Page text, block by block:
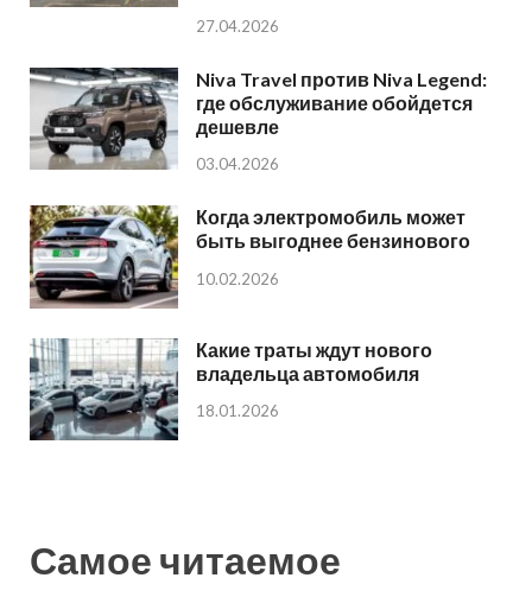
27.04.2026
Niva Travel против Niva Legend:
где обслуживание обойдется
дешевле
03.04.2026
Когда электромобиль может
быть выгоднее бензинового
10.02.2026
Какие траты ждут нового
владельца автомобиля
18.01.2026
Самое читаемое